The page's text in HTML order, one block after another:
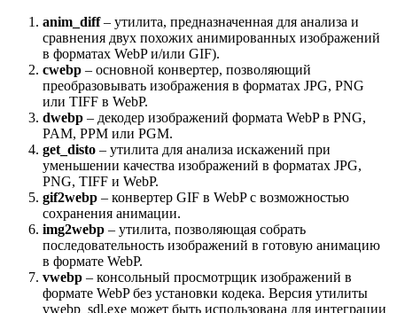
anim_diff– утилита, предназначенная для анализа и
сравнения двух похожих анимированных изображений
в форматах WebP и/или GIF).
cwebp – основной конвертер, позволяющий
преобразовывать изображения в форматах JPG, PNG
или TIFF в WebP.
dwebp – декодер изображений формата WebP в PNG,
PAM, PPM или PGM.
get_disto – утилита для анализа искажений при
уменьшении качества изображений в форматах JPG,
PNG, TIFF и WebP.
gif2webp – конвертер GIF в WebP с возможностью
сохранения анимации.
img2webp – утилита, позволяющая собрать
последовательность изображений в готовую анимацию
в формате WebP.
vwebp – консольный просмотрщик изображений в
формате WebP без установки кодека. Версия утилиты
vwebp_sdl.exe может быть использована для интеграции